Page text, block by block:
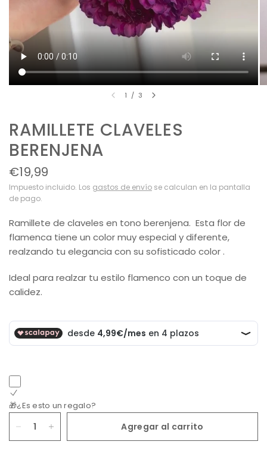
1 / 3
RAMILLETE CLAVELES
BERENJENA
€19,99
Impuesto incluido. Los gastos de envío se calculan en la pantalla
de pago.
Ramillete de claveles en tono berenjena. Esta flor de
flamenca tiene un color muy especial y diferente,
realzando tu elegancia con su sofisticado color .
Ideal para realzar tu estilo flamenco con un toque de
calidez.
🎁¿Es esto un regalo?
Agregar al carrito